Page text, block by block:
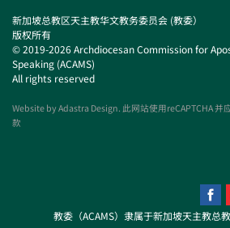
新加坡总教区天主教华文教务委员会 (教委）
版权所有
© 2019-2026 Archdiocesan Commission for
Speaking (ACAMS)
All rights reserved
Website byAdastra Design. 此网站使用reCAPTCHA
款
教委（ACAMS）隶属于新加坡天主教